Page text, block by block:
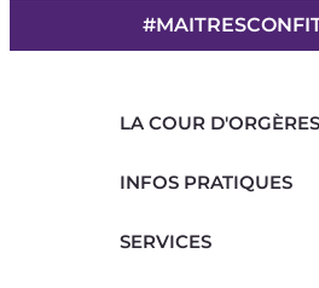
LA COUR D'ORGÈRES
INFOS PRATIQUES
SERVICES